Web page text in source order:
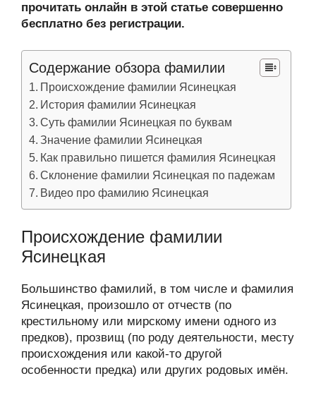
прочитать онлайн в этой статье совершенно
бесплатно без регистрации.
Содержание обзора фамилии
Происхождение фамилии Ясинецкая
История фамилии Ясинецкая
Суть фамилии Ясинецкая по буквам
Значение фамилии Ясинецкая
Как правильно пишется фамилия Ясинецкая
Склонение фамилии Ясинецкая по падежам
Видео про фамилию Ясинецкая
Происхождение фамилии
Ясинецкая
Большинство фамилий, в том числе и фамилия
Ясинецкая, произошло от отчеств (по
крестильному или мирскому имени одного из
предков), прозвищ (по роду деятельности, месту
происхождения или какой-то другой
особенности предка) или других родовых имён.